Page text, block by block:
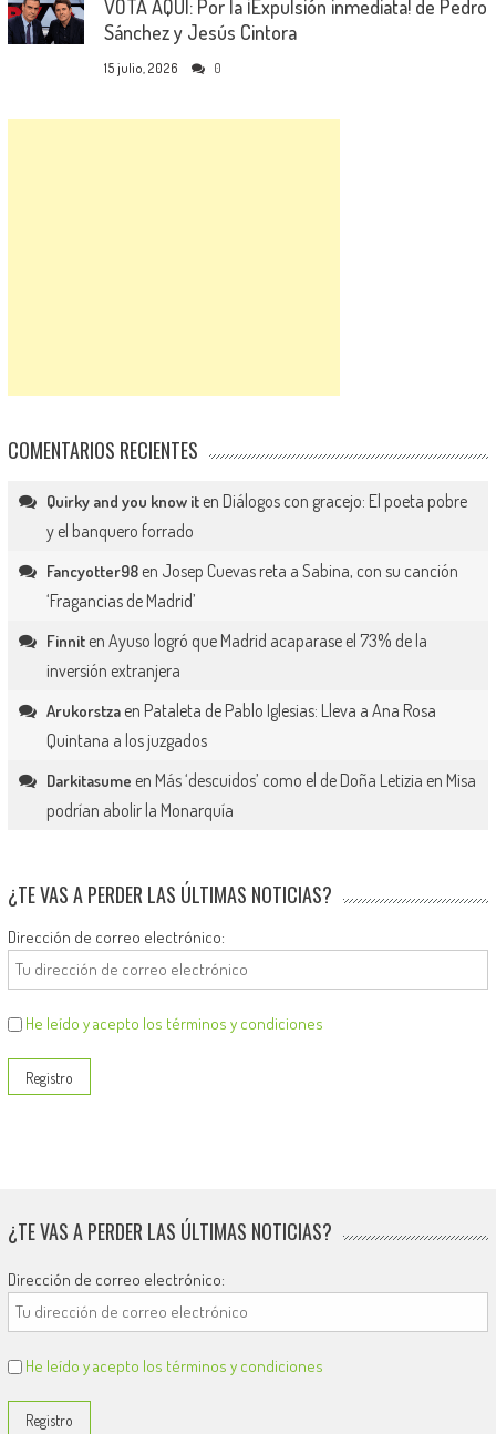
VOTA AQUÍ: Por la ¡Expulsión inmediata! de Pedro
Sánchez y Jesús Cintora
15 julio, 2026 0
COMENTARIOS RECIENTES
Quirky and you know iten Diálogos con gracejo: El poeta pobre
y el banquero forrado
Fancyotter98en Josep Cuevas reta a Sabina, con su canción
‘Fragancias de Madrid’
Finniten Ayuso logró que Madrid acaparase el 73% de la
inversión extranjera
Arukorstzaen Pataleta de Pablo Iglesias: Lleva a Ana Rosa
Quintana a los juzgados
Darkitasume en Más ‘descuidos’ como el de Doña Letizia en Misa
podrían abolir la Monarquía
¿TE VAS A PERDER LAS ÚLTIMAS NOTICIAS?
Dirección de correo electrónico:
He leído y acepto los términos y condiciones
¿TE VAS A PERDER LAS ÚLTIMAS NOTICIAS?
Dirección de correo electrónico:
He leído y acepto los términos y condiciones